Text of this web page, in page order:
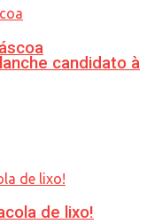
candidato à
de lixo!